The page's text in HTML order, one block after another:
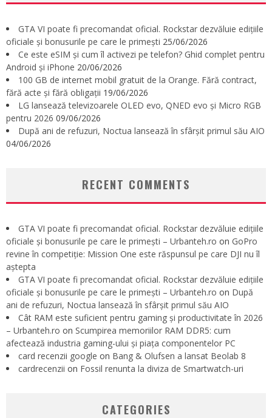
GTA VI poate fi precomandat oficial. Rockstar dezvăluie edițiile
oficiale și bonusurile pe care le primești 25/06/2026
Ce este eSIM și cum îl activezi pe telefon? Ghid complet pentru
Android și iPhone 20/06/2026
100 GB de internet mobil gratuit de la Orange. Fără contract,
fără acte și fără obligații 19/06/2026
LG lansează televizoarele OLED evo, QNED evo și Micro RGB
pentru 2026 09/06/2026
După ani de refuzuri, Noctua lansează în sfârșit primul său AIO
04/06/2026
RECENT COMMENTS
GTA VI poate fi precomandat oficial. Rockstar dezvăluie edițiile
oficiale și bonusurile pe care le primești – Urbanteh.ro on GoPro
revine în competiție: Mission One este răspunsul pe care DJI nu îl
aștepta
GTA VI poate fi precomandat oficial. Rockstar dezvăluie edițiile
oficiale și bonusurile pe care le primești – Urbanteh.ro on După
ani de refuzuri, Noctua lansează în sfârșit primul său AIO
Cât RAM este suficient pentru gaming și productivitate în 2026
– Urbanteh.ro on Scumpirea memoriilor RAM DDR5: cum
afectează industria gaming-ului și piața componentelor PC
card recenzii google on Bang & Olufsen a lansat Beolab 8
cardrecenzii on Fossil renunta la diviza de Smartwatch-uri
CATEGORIES